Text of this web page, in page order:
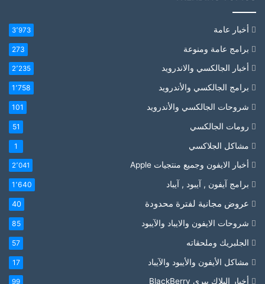
أخبار عامة 3٬973
برامج عامة ومنوعة 273
أخبار الجالكسي والاندرويد 2٬235
برامج الجالكسي والأندرويد 1٬758
شروحات الجالكسي والأندرويد 101
رومات الجالكسي 51
مشاكل الجلاكسي 1
أخبار الايفون وجميع منتجيات Apple 2٬041
برامج آيفون , آيبود , آيباد 1٬640
عروض مجانية لفترة محدودة 40
شروحات الايفون والايباد والآيبود 85
الجلبريك وملحقاته 57
مشاكل الأيفون والأيبود والآيباد 17
أخبار البلاك بيري BlackBerry 99